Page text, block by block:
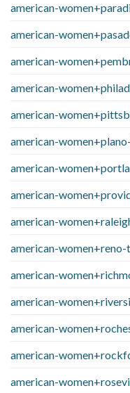
american-
american-
american-
american-
american-
american-
american-
american-
american-
american-women+reno-
american-
american-
american-
american-
american-